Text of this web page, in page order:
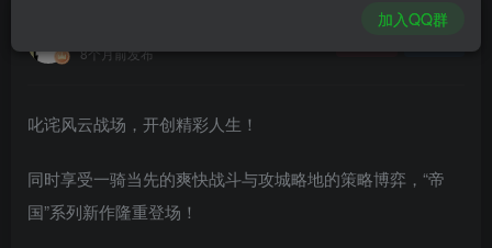
8个月前发布
叱诧风云战场，开创精彩人生！
同时享受一骑当先的爽快战斗与攻城略地的策略博弈，“帝
国”系列新作隆重登场！
加入QQ群